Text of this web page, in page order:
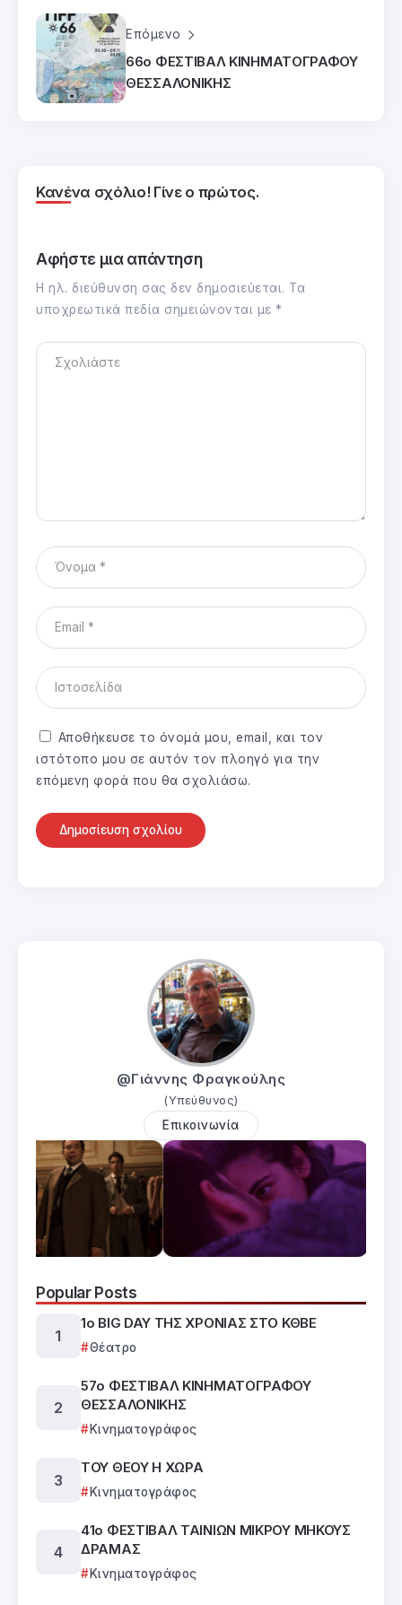
Επόμενο
66ο ΦΕΣΤΙΒΑΛ ΚΙΝΗΜΑΤΟΓΡΑΦΟΥ
ΘΕΣΣΑΛΟΝΙΚΗΣ
Κανένα σχόλιο! Γίνε ο πρώτος.
Αφήστε μια απάντηση
Η ηλ. διεύθυνση σας δεν δημοσιεύεται. Τα
υποχρεωτικά πεδία σημειώνονται με *
Αποθήκευσε το όνομά μου, email, και τον
ιστότοπο μου σε αυτόν τον πλοηγό για την
επόμενη φορά που θα σχολιάσω.
@Γιάννης Φραγκούλης
(Υπεύθυνος)
Επικοινωνία
Popular Posts
1ο BIG DAY ΤΗΣ ΧΡΟΝΙΑΣ ΣΤΟ ΚΘΒΕ
Θέατρο
57ο ΦΕΣΤΙΒΑΛ ΚΙΝΗΜΑΤΟΓΡΑΦΟΥ
ΘΕΣΣΑΛΟΝΙΚΗΣ
Κινηματογράφος
ΤΟΥ ΘΕΟΥ Η ΧΩΡΑ
Κινηματογράφος
41ο ΦΕΣΤΙΒΑΛ ΤΑΙΝΙΩΝ ΜΙΚΡΟΥ ΜΗΚΟΥΣ
ΔΡΑΜΑΣ
Κινηματογράφος